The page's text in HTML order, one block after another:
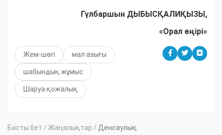
Гүлбаршын ДЫБЫСҚАЛИҚЫЗЫ,
«Орал өңірі»
Жем-шөп мал азығы
шабындық жұмыс
Шаруа қожалық
Басты бет / Жаңалықтар / Денсаулық